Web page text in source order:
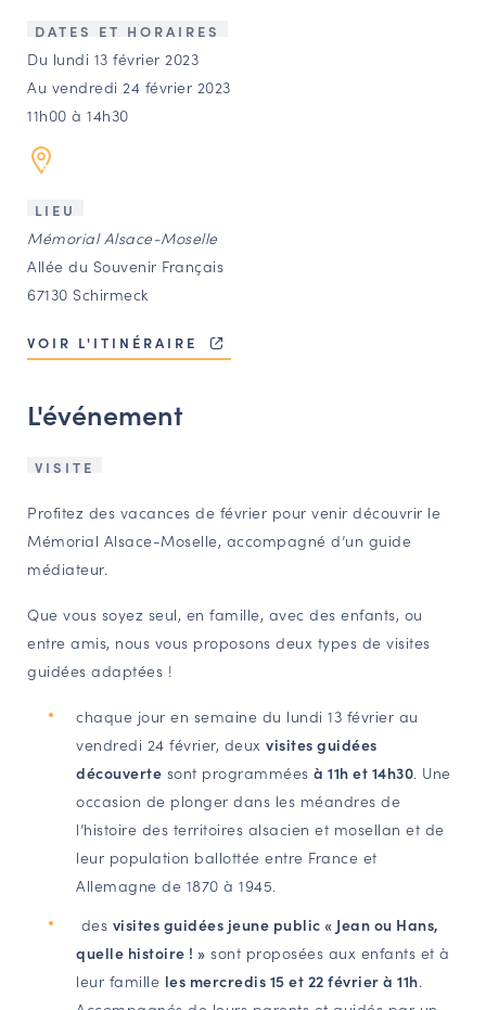
CONTACT
Agenda
Annuaire
Ressources
OFFRES D’EMPLOI ET DE STAGE
OUTILS EN LIGNE
Espace acteurs
NAVIGATION FILTRÉE « ACTEURS »
Comité d'Histoire Régionale
Service Inventaire et Patrimoines de la Région Grand Est
VOUS ÊTES…
Amateurs d’histoire et de patrimoine
Responsables de structures
DATES ET HORAIRES
Du lundi 13 février 2023
Au vendredi 24 février 2023
11h00 à 14h30
LIEU
Mémorial Alsace-Moselle
Allée du Souvenir Français
67130 Schirmeck
VOIR L'ITINÉRAIRE
L'événement
VISITE
Profitez des vacances de février pour venir découvrir le
Mémorial Alsace-Moselle, accompagné d’un guide
médiateur.
Que vous soyez seul, en famille, avec des enfants, ou
entre amis, nous vous proposons deux types de visites
guidées adaptées !
chaque jour en semaine du lundi 13 février au
vendredi 24 février, deux visites guidées
découverte sont programmées à 11h et 14h30. Une
occasion de plonger dans les méandres de
l’histoire des territoires alsacien et mosellan et de
leur population ballottée entre France et
Allemagne de 1870 à 1945.
des visites guidées jeune public « Jean ou Hans,
quelle histoire ! » sont proposées aux enfants et à
leur famille les mercredis 15 et 22 février à 11h.